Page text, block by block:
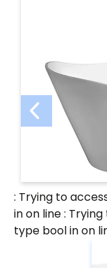
: Trying to
inon line:
type bool inon